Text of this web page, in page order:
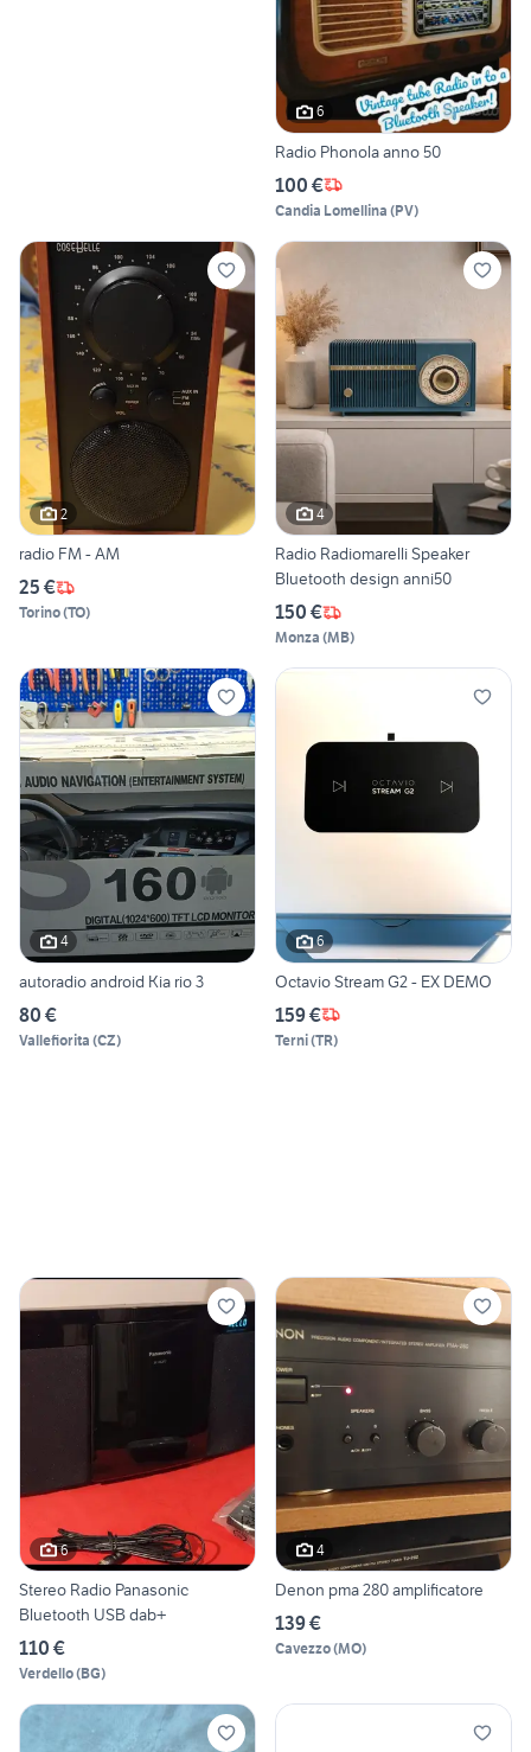
6
Radio Phonola anno 50
100 €
Candia Lomellina (PV)
2
radio FM - AM
25 €
Torino(TO)
4
Radio Radiomarelli Speaker
Bluetooth design anni50
150 €
Monza (MB)
4
autoradio android Kia rio 3
80 €
Vallefiorita (CZ)
6
Octavio Stream G2 - EX DEMO
159 €
Terni(TR)
6
Stereo Radio Panasonic
Bluetooth USB dab+
110 €
Verdello(BG)
4
Denon pma 280 amplificatore
139 €
Cavezzo(MO)